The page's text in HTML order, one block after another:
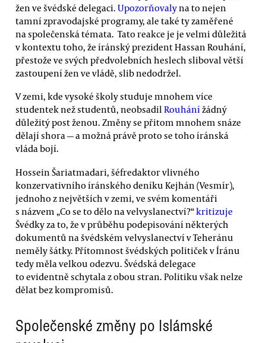
žen ve švédské delegaci. Upozorňovalyna to nejen
tamní zpravodajské programy, ale také ty zaměřené
na společenská témata. Tato reakce je je velmi důležitá
v kontextu toho, že íránský prezident Hassan Rouhání,
přestože ve svých předvolebních heslech sliboval větší
zastoupení žen ve vládě, slib nedodržel.
V zemi, kde vysoké školy studuje mnohem více
studentek než studentů, neobsadil Rouhánížádný
důležitý post ženou. Změny se přitom mnohem snáze
dělají shora — a možná právě proto se toho íránská
vláda bojí.
Hossein Šariatmadari, šéfredaktor vlivného
konzervativního íránského deníku Kejhán (Vesmír),
jednoho z největších v zemi, ve svém komentáři
s názvem „Co se to dělo na velvyslanectví?“kritizuje
Švédky za to, že v průběhu podepisování některých
dokumentů na švédském velvyslanectví v Teheránu
neměly šátky. Přítomnost švédských političek v Íránu
tedy měla velkou odezvu. Švédská delegace
to evidentně schytala z obou stran. Politiku však nelze
dělat bez kompromisů.
Společenské změny po Islámské